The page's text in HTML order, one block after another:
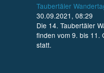
Taubertäler
30.09.2021, 08:29
Die 14. Taubertäler
finden vom 9. bis 11.
statt.